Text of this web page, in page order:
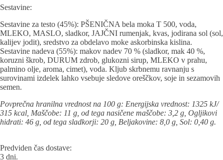
Sestavine:
Sestavine za testo (45%): PŠENIČNA bela moka T 500, voda,
MLEKO, MASLO, sladkor, JAJČNI rumenjak, kvas, jodirana sol (sol,
kalijev jodit), sredstvo za obdelavo moke askorbinska kislina.
Sestavine nadeva (55%): makov nadev 70 % (sladkor, mak 40 %,
koruzni škrob, DURUM zdrob, glukozni sirup, MLEKO v prahu,
palmino olje, aroma, cimet), voda. Kljub skrbnemu ravnanju s
surovinami izdelek lahko vsebuje sledove oreščkov, soje in sezamovih
semen.
Povprečna hranilna vrednost na 100 g: Energijska vrednost: 1325 kJ/
315 kcal, Maščobe: 11 g, od tega nasičene maščobe: 3,2 g, Ogljikovi
hidrati: 46 g, od tega sladkorji: 20 g, Beljakovine: 8,0 g, Sol: 0,40 g.
Predviden čas dostave:
3 dni.